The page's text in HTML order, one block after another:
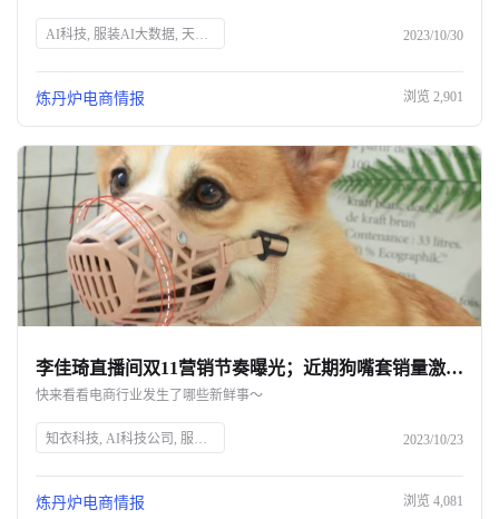
AI科技, 服装AI大数据, 天猫双11, 店播, 淘工厂, 国民宝贝, 抖音商城, GMV, 京东双11, 成交订单量, 知衣科技, 直播电商, 品牌直播, 电商平台, 双11大促 2023/10/30
炼丹炉电商情报 浏览 2,901
李佳琦直播间双11营销节奏曝光；近期狗嘴套销量激增｜一周热点
快来看看电商行业发生了哪些新鲜事～
知衣科技, AI科技公司, 服装AI大数据, 双11, 天猫开店潮, 新商家入驻, 淘宝百亿补贴, 京东延迟发货, 抖音商城好物节, 李佳琦直播间, 章小蕙带货, 欧莱雅停产DECLOR, 阿奇霉素需求, 狗嘴套销量, 武汉二厂汽水上市 2023/10/23
炼丹炉电商情报 浏览 4,081